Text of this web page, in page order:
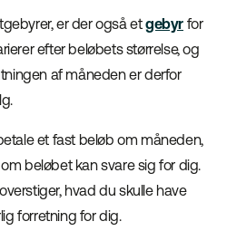
er der også etgebyr for
efter beløbets størrelse, og
af måneden er derfor
et fast beløb om måneden,
beløbet kan svare sig for dig.
hvad du skulle have
forretning for dig.